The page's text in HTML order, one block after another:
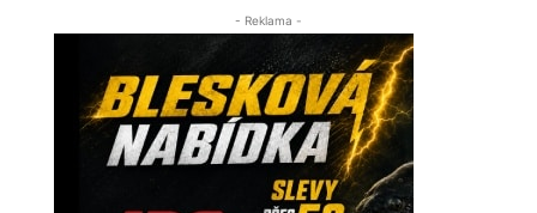
- Reklama -